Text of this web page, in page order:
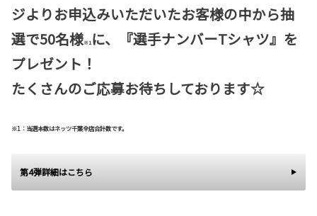
ジよりお申込みいただいたお客様の中から抽
選で50名様※1 に、『選手ナンバーTシャツ』を
プレゼント！
たくさんのご応募お待ちしております☆
※1：当選本数はネッツ千葉全店合計数です。
第4弾詳細はこちら